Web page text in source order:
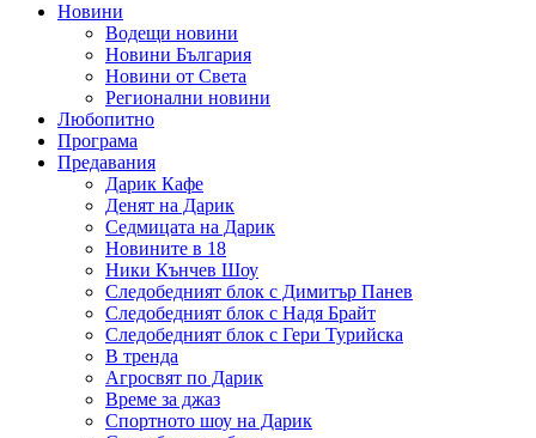
Новини
Водещи новини
Новини България
Новини от Света
Регионални новини
Любопитно
Програма
Предавания
Дарик Кафе
Денят на Дарик
Седмицата на Дарик
Новините в 18
Ники Кънчев Шоу
Следобедният блок с Димитър Панев
Следобедният блок с Надя Брайт
Следобедният блок с Гери Турийска
В тренда
Агросвят по Дарик
Време за джаз
Спортното шоу на Дарик